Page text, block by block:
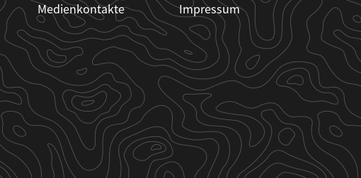
Medienkontakte
Impressum